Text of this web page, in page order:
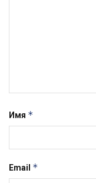
Имя *
Email *